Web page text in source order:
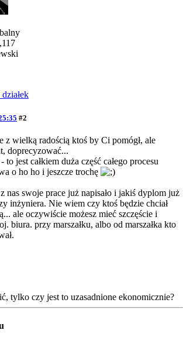
#2
z wielką radością ktoś by Ci pomógł, ale
doprecyzować...
jest całkiem duża część całego procesu
o ho ho i jeszcze trochę
nas swoje prace już napisało i jakiś dyplom już
inżyniera. Nie wiem czy ktoś będzie chciał
ale oczywiście możesz mieć szczęście i
biura. przy marszałku, albo od marszałka kto
tylko czy jest to uzasadnione ekonomicznie?